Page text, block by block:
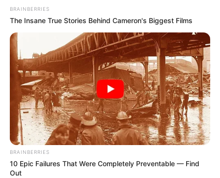
BRAINBERRIES
The Insane True Stories Behind Cameron's Biggest Films
BRAINBERRIES
10 Epic Failures That Were Completely Preventable — Find
Out